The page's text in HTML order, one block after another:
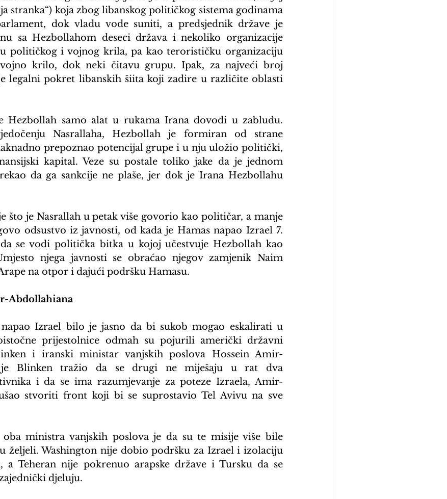
stranka“) koja zbog libanskog političkog sistema godinama
dok vladu vode suniti, a predsjednik države je
sa Hezbollahom deseci država i nekoliko organizacije
političkog i vojnog krila, pa kao terorističku organizaciju
vojno krilo, dok neki čitavu grupu. Ipak, za najveći broj
legalni pokret libanskih šiita koji zadire u različite oblasti
Hezbollah samo alat u rukama Irana dovodi u zabludu.
Nasrallaha, Hezbollah je formiran od strane
prepoznao potencijal grupe i u nju uložio politički,
kapital. Veze su postale toliko jake da je jednom
da ga sankcije ne plaše, jer dok je Irana Hezbollahu
što je Nasrallah u petak više govorio kao političar, a manje
odsustvo iz javnosti, od kada je Hamas napao Izrael 7.
se vodi politička bitka u kojoj učestvuje Hezbollah kao
njega javnosti se obraćao njegov zamjenik Naim
na otpor i dajući podršku Hamasu.
Abdollahiana
Izrael bilo je jasno da bi sukob mogao eskalirati u
prijestolnice odmah su pojurili američki državni
i iranski ministar vanjskih poslova Hossein Amir-
je Blinken tražio da se drugi ne miješaju u rat dva
i da se ima razumjevanje za poteze Izraela, Amir-
stvoriti front koji bi se suprostavio Tel Avivu na sve
oba ministra vanjskih poslova je da su te misije više bile
željeli. Washington nije dobio podršku za Izrael i izolaciju
a Teheran nije pokrenuo arapske države i Tursku da se
djeluju.